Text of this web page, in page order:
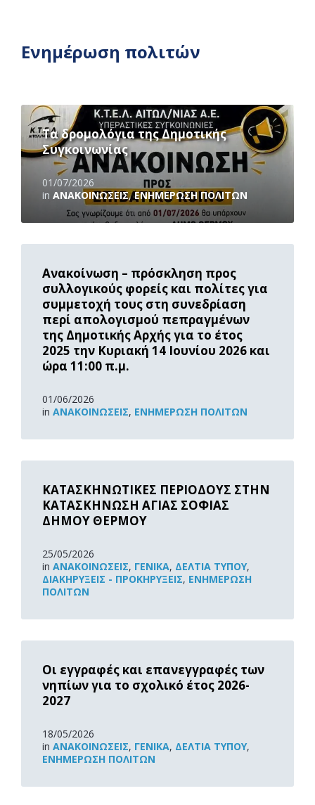
Ενημέρωση πολιτών
Τα δρομολόγια της Δημοτικής
Συγκοινωνίας
01/07/2026
in ΑΝΑΚOΙΝΏΣΕΙΣ,ΕΝΗΜΈΡΩΣΗ ΠΟΛΙΤΏΝ
Read
More
Ανακοίνωση – πρόσκληση προς
συλλογικούς φορείς και πολίτες για
συμμετοχή τους στη συνεδρίαση
περί απολογισμού πεπραγμένων
της Δημοτικής Αρχής για το έτος
2025 την Κυριακή 14 Ιουνίου 2026 και
ώρα 11:00 π.μ.
01/06/2026
in ΑΝΑΚOΙΝΏΣΕΙΣ, ΕΝΗΜΈΡΩΣΗ ΠΟΛΙΤΏΝ
Read
ΚΑΤΑΣΚΗΝΩΤΙΚΕΣ ΠΕΡΙΟΔΟΥΣ ΣΤΗΝ
ΚΑΤΑΣΚΗΝΩΣΗ ΑΓΙΑΣ ΣΟΦΙΑΣ
ΔΗΜΟΥ ΘΕΡΜΟΥ
25/05/2026
in ΑΝΑΚOΙΝΏΣΕΙΣ, ΓΕΝΙΚΆ, ΔΕΛΤΊΑ ΤΎΠΟΥ,
ΔΙΑΚΗΡΎΞΕΙΣ - ΠΡΟΚΗΡΎΞΕΙΣ, ΕΝΗΜΈΡΩΣΗ
ΠΟΛΙΤΏΝ
Read
Οι εγγραφές και επανεγγραφές των
νηπίων για το σχολικό έτος 2026-
2027
18/05/2026
in ΑΝΑΚOΙΝΏΣΕΙΣ, ΓΕΝΙΚΆ, ΔΕΛΤΊΑ ΤΎΠΟΥ,
ΕΝΗΜΈΡΩΣΗ ΠΟΛΙΤΏΝ
Read